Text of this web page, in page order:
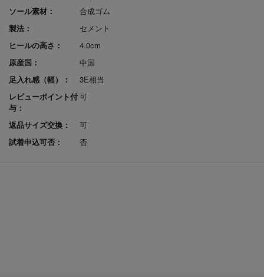
ソール素材：
合成ゴム
製法：
セメント
ヒールの高さ：
4.0cm
原産国：
中国
足入れ感（幅）：
3E相当
レビューポイント付
与：
可
返品サイズ交換：
可
試着申込可否：
否